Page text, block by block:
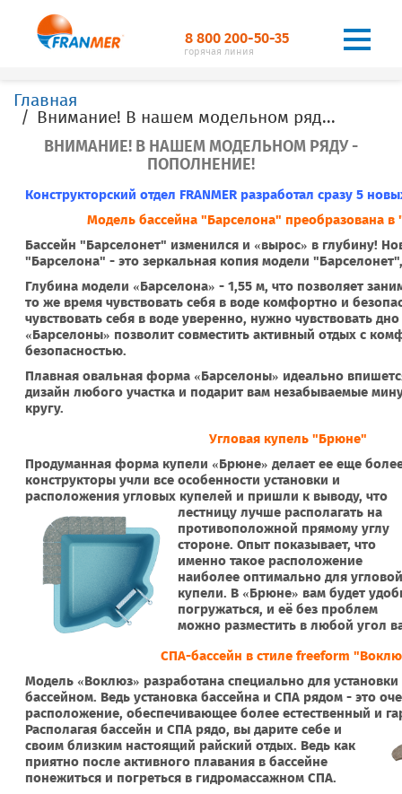
8 800 200-50-35
горячая линия
Главная
Внимание! В нашем модельном ряду - пополнение!
ВНИМАНИЕ! В НАШЕМ МОДЕЛЬНОМ РЯДУ -
ПОПОЛНЕНИЕ!
Конструкторский отдел FRANMER разработал сразу 5
Модель бассейна "Барселона" преобразована в
Бассейн "Барселонет" изменился и «вырос» в глубину!
"Барселона" - это зеркальная копия модели
Глубина модели «Барселона» - 1,55 м, что позволяет
то же время чувствовать себя в воде комфортно и
чувствовать себя в воде уверенно, нужно чувствовать
«Барселоны» позволит совместить активный отдых с
безопасностью.
Плавная овальная форма «Барселоны» идеально
дизайн любого участка и подарит вам незабываемые
кругу.
Угловая купель "Брюне"
Продуманная форма купели «Брюне» делает ее еще
конструкторы учли все особенности установки и
расположения угловых купелей и пришли к выводу, что
лестницу лучше располагать на
противоположной прямому углу
стороне. Опыт показывает, что
именно такое расположение
наиболее оптимально для угловой
купели. В «Брюне» вам будет
погружаться, и её без проблем
можно разместить в любой угол
СПА-бассейн в стиле freeform
Модель «Воклюз» разработана специально для
бассейном. Ведь установка бассейна и СПА рядом - это
расположение, обеспечивающее более естественный и
Располагая бассейн и СПА рядо, вы дарите себе и
своим близким настоящий райский отдых. Ведь как
приятно после активного плавания в бассейне
понежиться и погреться в гидромассажном СПА.